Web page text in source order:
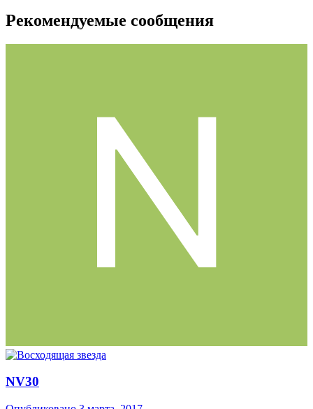
Рекомендуемые сообщения
NV30